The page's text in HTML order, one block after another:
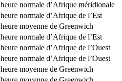
heure normale d’Afrique méridionale
heure normale d’Afrique de l’Est
heure moyenne de Greenwich
heure normale d’Afrique de l’Est
heure normale d’Afrique de l’Ouest
heure normale d’Afrique de l’Ouest
heure moyenne de Greenwich